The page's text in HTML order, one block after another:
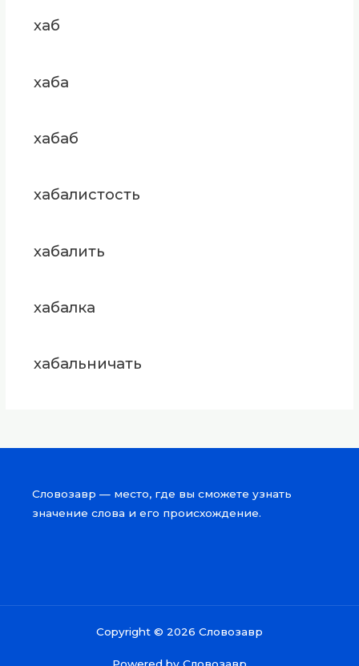
хаб
хаба
хабаб
хабалистость
хабалить
хабалка
хабальничать
Словозавр — место, где вы сможете узнать
значение слова и его происхождение.
Copyright © 2026 Словозавр